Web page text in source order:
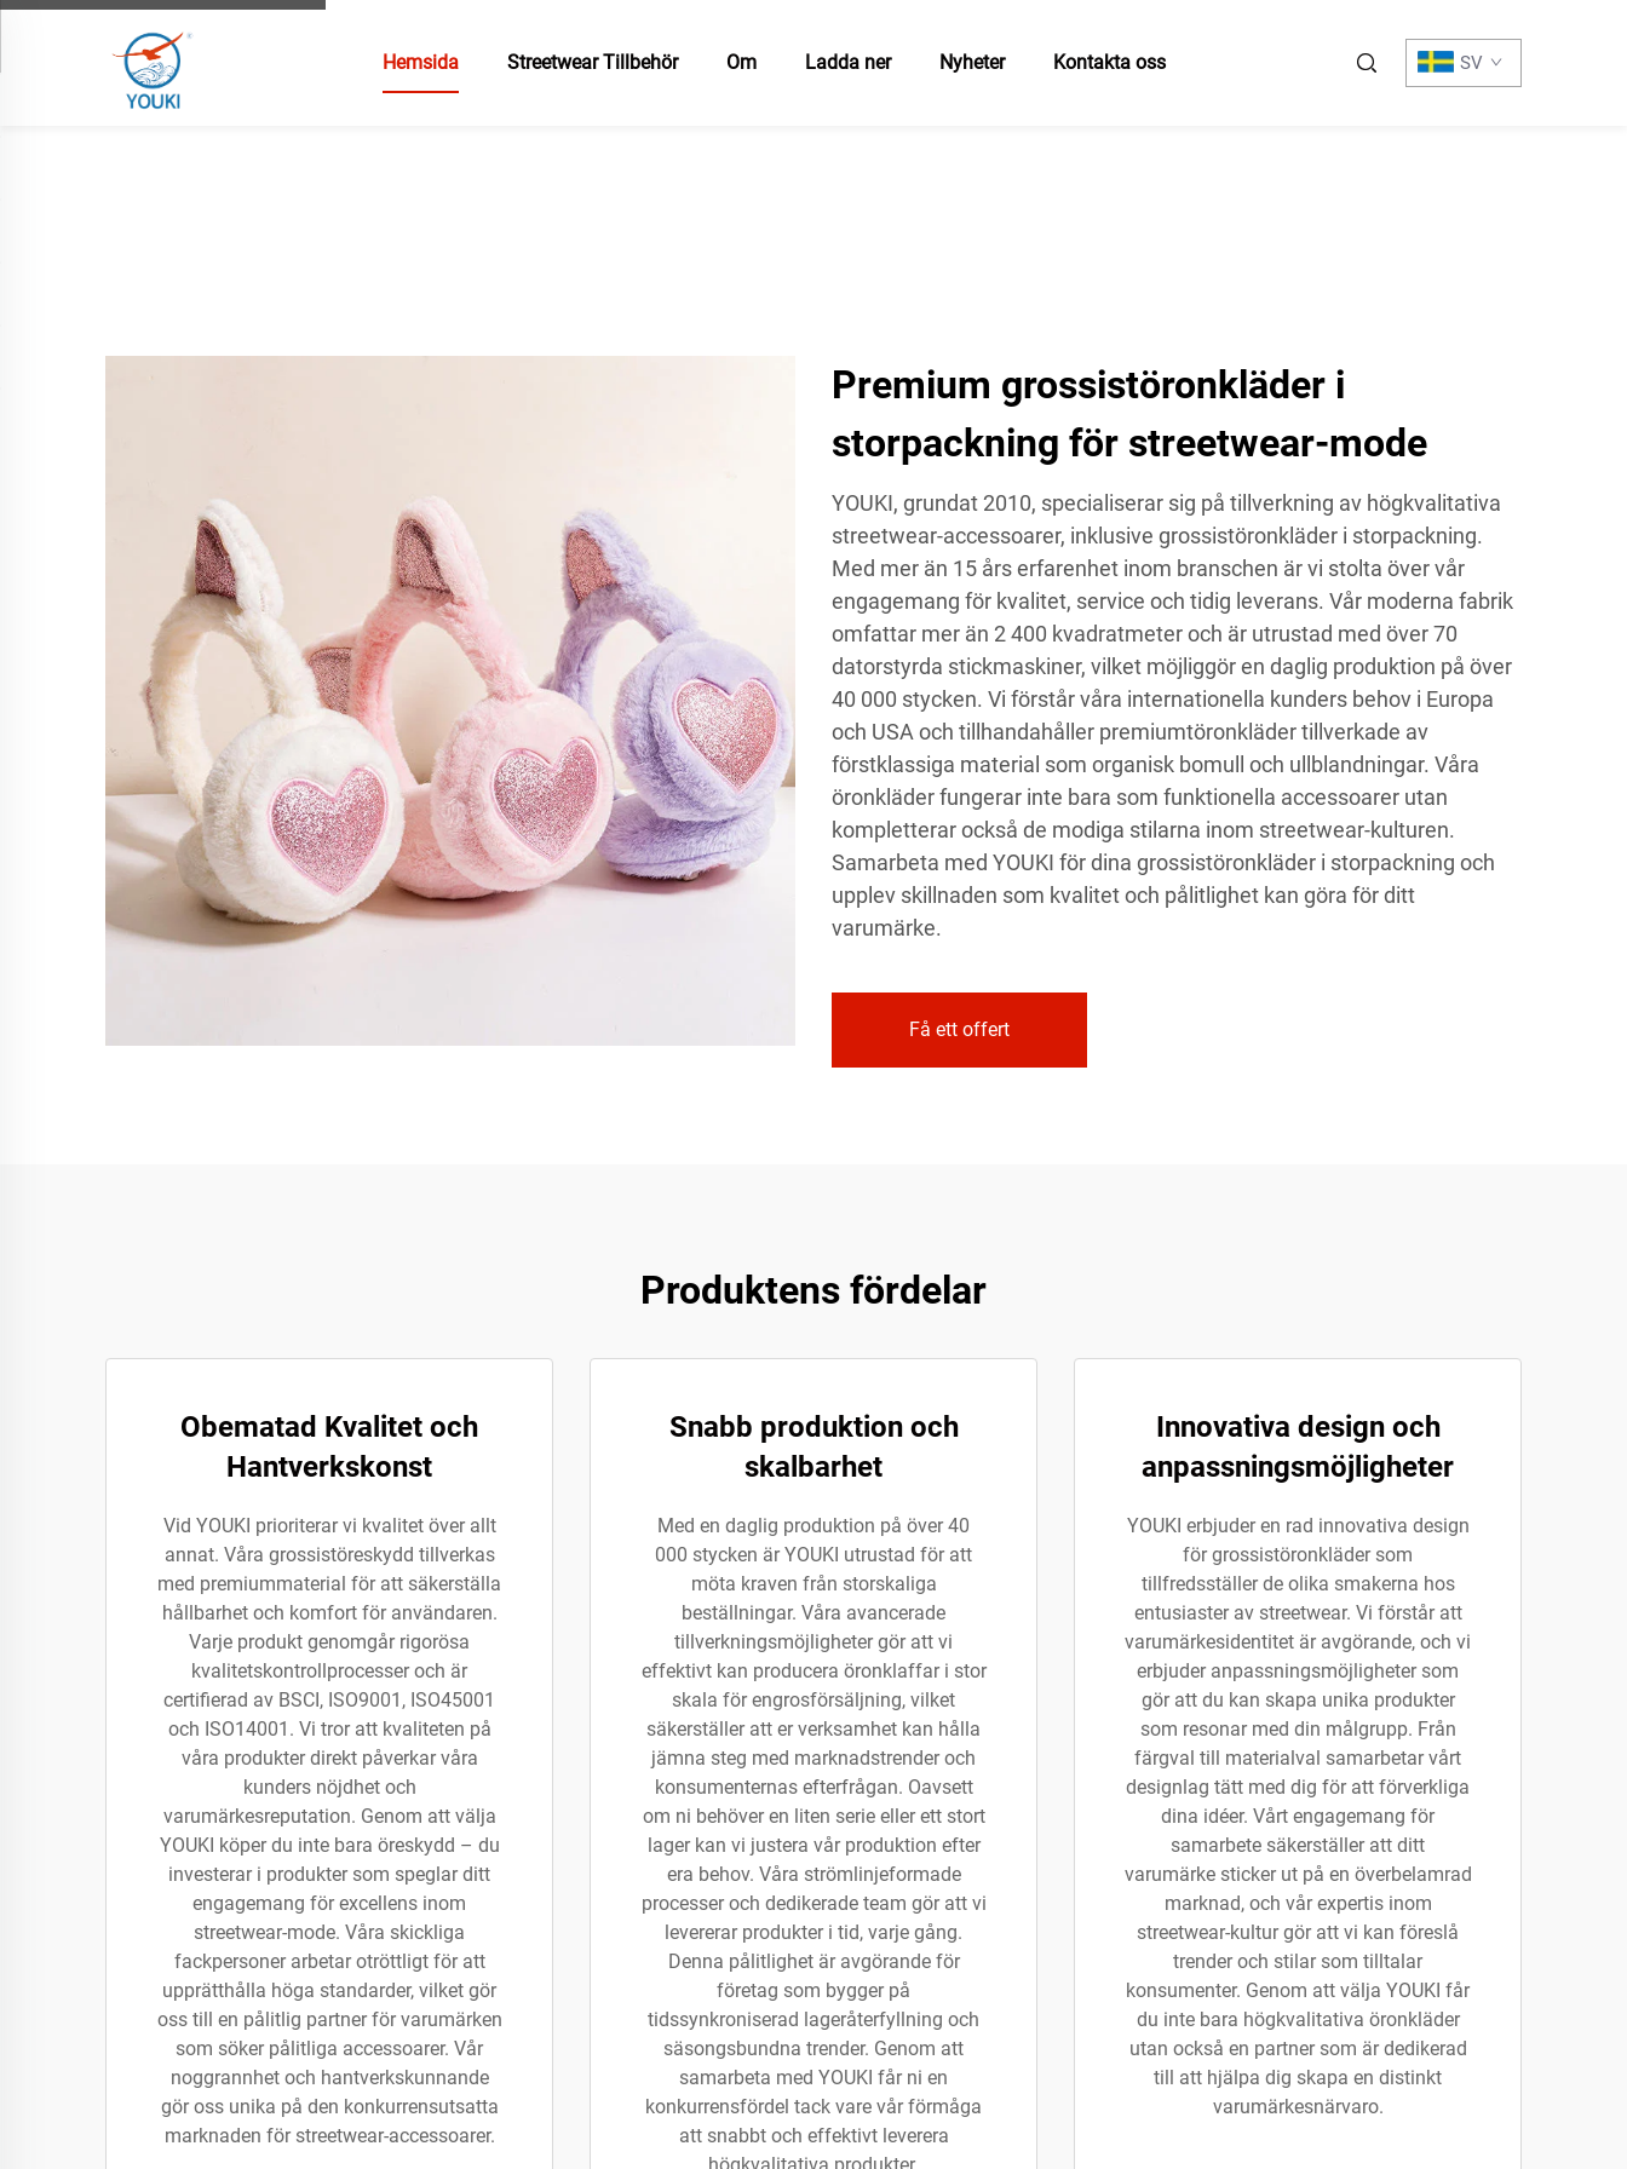
Hemsida Streetwear Tillbehör Om Ladda ner Nyheter Kontakta oss SV
Premium grossistöronkläder i
storpackning för streetwear-mode
YOUKI, grundat 2010, specialiserar sig på tillverkning av högkvalitativa
streetwear-accessoarer, inklusive grossistöronkläder i storpackning.
Med mer än 15 års erfarenhet inom branschen är vi stolta över vår
engagemang för kvalitet, service och tidig leverans. Vår moderna fabrik
omfattar mer än 2 400 kvadratmeter och är utrustad med över 70
datorstyrda stickmaskiner, vilket möjliggör en daglig produktion på över
40 000 stycken. Vi förstår våra internationella kunders behov i Europa
och USA och tillhandahåller premiumtöronkläder tillverkade av
förstklassiga material som organisk bomull och ullblandningar. Våra
öronkläder fungerar inte bara som funktionella accessoarer utan
kompletterar också de modiga stilarna inom streetwear-kulturen.
Samarbeta med YOUKI för dina grossistöronkläder i storpackning och
upplev skillnaden som kvalitet och pålitlighet kan göra för ditt
varumärke.
Få ett offert
Produktens fördelar
Obematad Kvalitet och
Hantverkskonst
Vid YOUKI prioriterar vi kvalitet över allt
annat. Våra grossistöreskydd tillverkas
med premiummaterial för att säkerställa
hållbarhet och komfort för användaren.
Varje produkt genomgår rigorösa
kvalitetskontrollprocesser och är
certifierad av BSCI, ISO9001, ISO45001
och ISO14001. Vi tror att kvaliteten på
våra produkter direkt påverkar våra
kunders nöjdhet och
varumärkesreputation. Genom att välja
YOUKI köper du inte bara öreskydd – du
investerar i produkter som speglar ditt
engagemang för excellens inom
streetwear-mode. Våra skickliga
fackpersoner arbetar otröttligt för att
upprätthålla höga standarder, vilket gör
oss till en pålitlig partner för varumärken
som söker pålitliga accessoarer. Vår
noggrannhet och hantverkskunnande
gör oss unika på den konkurrensutsatta
marknaden för streetwear-accessoarer.
Snabb produktion och
skalbarhet
Med en daglig produktion på över 40
000 stycken är YOUKI utrustad för att
möta kraven från storskaliga
beställningar. Våra avancerade
tillverkningsmöjligheter gör att vi
effektivt kan producera öronklaffar i stor
skala för engrosförsäljning, vilket
säkerställer att er verksamhet kan hålla
jämna steg med marknadstrender och
konsumenternas efterfrågan. Oavsett
om ni behöver en liten serie eller ett stort
lager kan vi justera vår produktion efter
era behov. Våra strömlinjeformade
processer och dedikerade team gör att vi
levererar produkter i tid, varje gång.
Denna pålitlighet är avgörande för
företag som bygger på
tidssynkroniserad lageråterfyllning och
säsongsbundna trender. Genom att
samarbeta med YOUKI får ni en
konkurrensfördel tack vare vår förmåga
att snabbt och effektivt leverera
Innovativa design och
anpassningsmöjligheter
YOUKI erbjuder en rad innovativa design
för grossistöronkläder som
tillfredsställer de olika smakerna hos
entusiaster av streetwear. Vi förstår att
varumärkesidentitet är avgörande, och vi
erbjuder anpassningsmöjligheter som
gör att du kan skapa unika produkter
som resonar med din målgrupp. Från
färgval till materialval samarbetar vårt
designlag tätt med dig för att förverkliga
dina idéer. Vårt engagemang för
samarbete säkerställer att ditt
varumärke sticker ut på en överbelamrad
marknad, och vår expertis inom
streetwear-kultur gör att vi kan föreslå
trender och stilar som tilltalar
konsumenter. Genom att välja YOUKI får
du inte bara högkvalitativa öronkläder
utan också en partner som är dedikerad
till att hjälpa dig skapa en distinkt
varumärkesnärvaro.